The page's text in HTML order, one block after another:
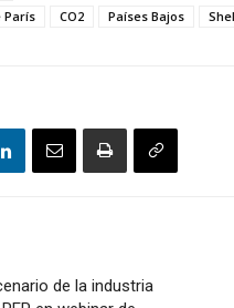
París CO2 Países Bajos
de la industria